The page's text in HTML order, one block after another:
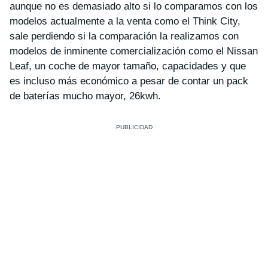
aunque no es demasiado alto si lo comparamos con los
modelos actualmente a la venta como el Think City,
sale perdiendo si la comparación la realizamos con
modelos de inminente comercialización como el Nissan
Leaf, un coche de mayor tamaño, capacidades y que
es incluso más económico a pesar de contar un pack
de baterías mucho mayor, 26kwh.